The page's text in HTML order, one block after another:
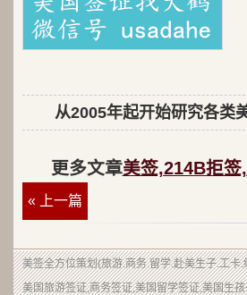
从2005年起开始研究各类
更多文章美签,214B拒
« 上一篇
美签全方位策划(旅游.商务.留学.赴美生子.工卡
美国旅游签证,商务签证,美国留学签证,美国生